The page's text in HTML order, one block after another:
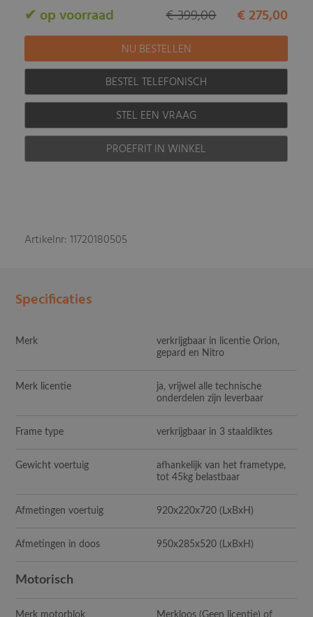
✔ op voorraad € 275,00
€ 399,00
BESTEL TELEFONISCH
STEL EEN VRAAG
PROEFRIT IN WINKEL
Artikelnr: 11720180505
Specificaties
Merk
verkrijgbaar in licentie Orion,
gepard en Nitro
Merk licentie
ja, vrijwel alle technische
onderdelen zijn leverbaar
Frame type verkrijgbaar in 3 staaldiktes
Gewicht voertuig
afhankelijk van het frametype,
tot 45kg belastbaar
Afmetingen voertuig 920x220x720 (LxBxH)
Afmetingen in doos 950x285x520 (LxBxH)
Motorisch